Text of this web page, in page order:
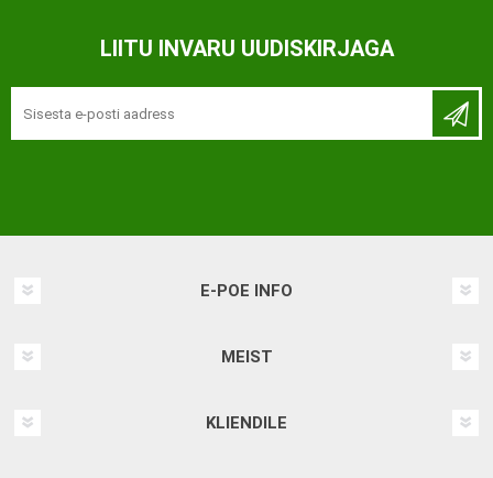
LIITU INVARU UUDISKIRJAGA
E-POE INFO
MEIST
KLIENDILE